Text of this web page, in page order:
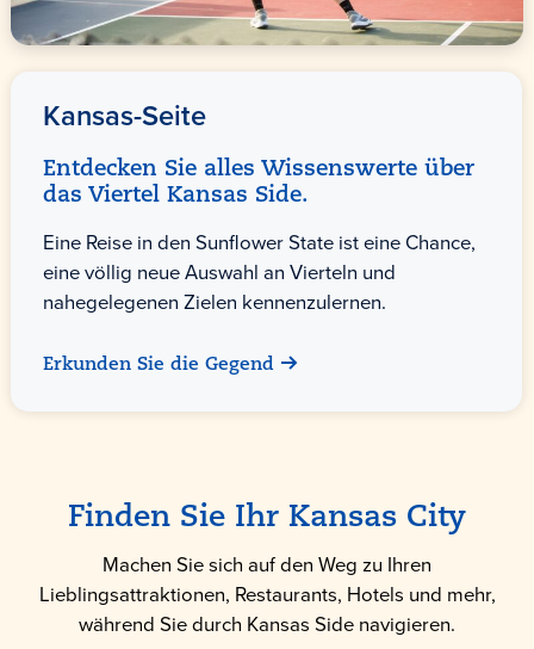
Kansas-Seite
Entdecken Sie alles Wissenswerte über
das Viertel Kansas Side.
Eine Reise in den Sunflower State ist eine Chance,
eine völlig neue Auswahl an Vierteln und
nahegelegenen Zielen kennenzulernen.
Erkunden Sie die Gegend
Finden Sie Ihr Kansas City
Machen Sie sich auf den Weg zu Ihren
Lieblingsattraktionen, Restaurants, Hotels und mehr,
während Sie durch Kansas Side navigieren.